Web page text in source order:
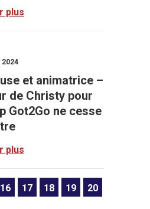
plus
2024
et animatrice –
de Christy pour
Got2Go ne cesse
plus
16 17 18 19 20